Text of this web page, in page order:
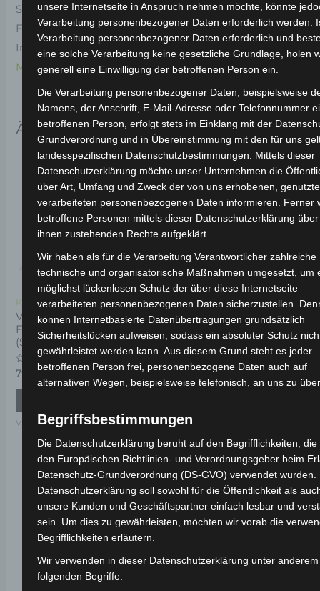
Schwingenabdeckungskappe-schwarz für optimale
Funktionalität und Haltbarkeit. Weitere
Informationen zum Fahrzeug findest du hier:Volta
Motor Elektro-Scooter VSX.
Ähnliche Produkte
Kostenloser Versand
VSX VORDERES
FEDERUNGSSET
(SCHEIBENBREMSENMODELL)
Bewertet
mit
0
79,00€
VSX
Kostenloser Versand
VSX
SEITENSTÄNDERFEDER
mit
vonIN DEN WARENKORB
unsere Internetseite in Anspruch nehmen möchte, könnte
Verarbeitung personenbezogener Daten erforderlich werden.
Verarbeitung personenbezogener Daten erforderlich und
eine solche Verarbeitung keine gesetzliche Grundlage, holen
generell eine Einwilligung der betroffenen Person ein.
Die Verarbeitung personenbezogener Daten, beispielsweise
Namens, der Anschrift, E-Mail-Adresse oder Telefonnummer
betroffenen Person, erfolgt stets im Einklang mit der
Grundverordnung und in Übereinstimmung mit den für uns
landesspezifischen Datenschutzbestimmungen. Mittels dieser
Datenschutzerklärung möchte unser Unternehmen die
über Art, Umfang und Zweck der von uns erhobenen,
verarbeiteten personenbezogenen Daten informieren. Ferner
betroffene Personen mittels dieser Datenschutzerklärung
ihnen zustehenden Rechte aufgeklärt.
Wir haben als für die Verarbeitung Verantwortlicher zahlreiche
technische und organisatorische Maßnahmen umgesetzt, um
möglichst lückenlosen Schutz der über diese Internetseite
verarbeiteten personenbezogenen Daten sicherzustellen.
können Internetbasierte Datenübertragungen grundsätzlich
Sicherheitslücken aufweisen, sodass ein absoluter Schutz
gewährleistet werden kann. Aus diesem Grund steht es jeder
betroffenen Person frei, personenbezogene Daten auch auf
alternativen Wegen, beispielsweise telefonisch, an uns zu
Begriffsbestimmungen
Die Datenschutzerklärung beruht auf den Begrifflichkeiten, die
den Europäischen Richtlinien- und Verordnungsgeber beim
Datenschutz-Grundverordnung (DS-GVO) verwendet wurden.
Datenschutzerklärung soll sowohl für die Öffentlichkeit als
unsere Kunden und Geschäftspartner einfach lesbar und
sein. Um dies zu gewährleisten, möchten wir vorab die
Begrifflichkeiten erläutern.
Wir verwenden in dieser Datenschutzerklärung unter
folgenden Begriffe: